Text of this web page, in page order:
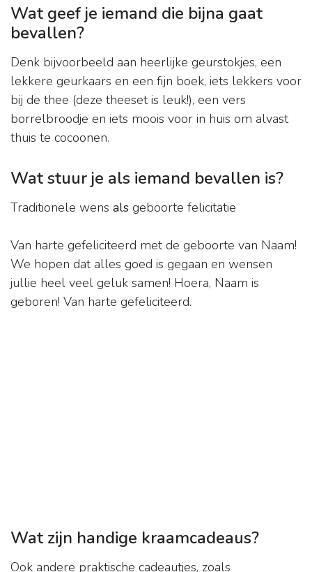
Wat geef je iemand die bijna gaat
bevallen?
Denk bijvoorbeeld aan heerlijke geurstokjes, een
lekkere geurkaars en een fijn boek, iets lekkers voor
bij de thee (deze theeset is leuk!), een vers
borrelbroodje en iets moois voor in huis om alvast
thuis te cocoonen.
Wat stuur je als iemand bevallen is?
Traditionele wens als geboorte felicitatie
Van harte gefeliciteerd met de geboorte van Naam!
We hopen dat alles goed is gegaan en wensen
jullie heel veel geluk samen! Hoera, Naam is
geboren! Van harte gefeliciteerd.
Wat zijn handige kraamcadeaus?
Ook andere praktische cadeautjes, zoals